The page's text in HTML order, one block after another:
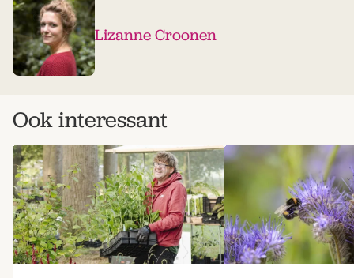
Lizanne Croonen
Ook interessant